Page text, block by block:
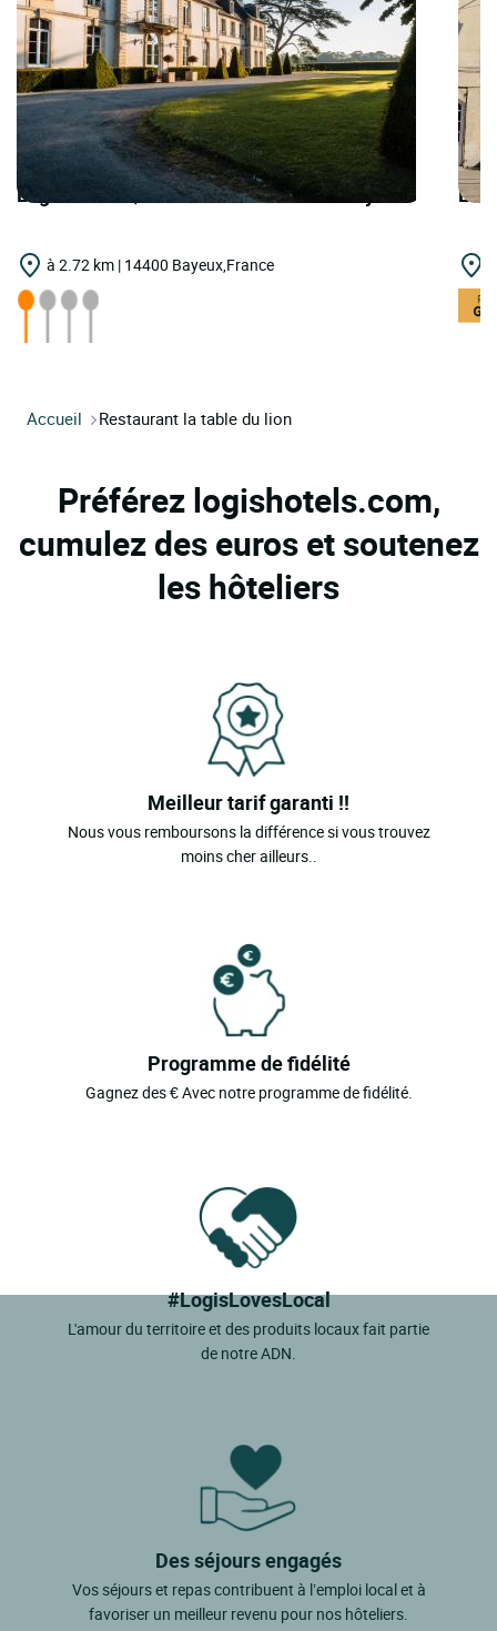
Logis Hôtels | Teritoria Château de Sully
à 2.72 km | 14400 Bayeux,France
Accueil Restaurant la table du lion
Préférez logishotels.com,
cumulez des euros et soutenez
les hôteliers
Meilleur tarif garanti !!
Nous vous remboursons la différence si vous trouvez
moins cher ailleurs..
Programme de fidélité
Gagnez des € Avec notre programme de fidélité.
#LogisLovesLocal
L'amour du territoire et des produits locaux fait partie
de notre ADN.
Des séjours engagés
Vos séjours et repas contribuent à l’emploi local et à
favoriser un meilleur revenu pour nos hôteliers.